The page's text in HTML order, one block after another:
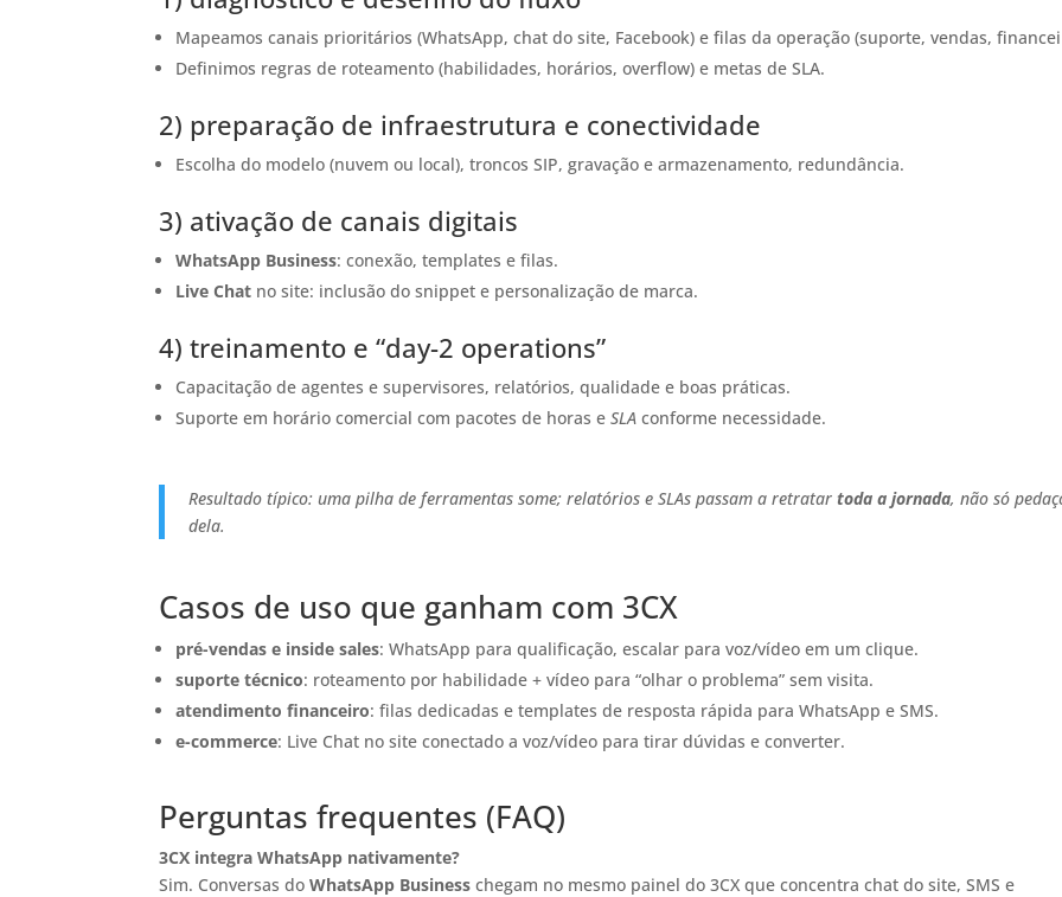
Mapeamos canais prioritários (WhatsApp, chat do site, Facebook) e filas da operação (suporte, vendas,
Definimos regras de roteamento (habilidades, horários, overflow) e metas de SLA.
2) preparação de infraestrutura e conectividade
Escolha do modelo (nuvem ou local), troncos SIP, gravação e armazenamento, redundância.
3) ativação de canais digitais
WhatsApp Business: conexão, templates e filas.
Live Chat no site: inclusão do snippet e personalização de marca.
4) treinamento e “day-2 operations”
Capacitação de agentes e supervisores, relatórios, qualidade e boas práticas.
Suporte em horário comercial com pacotes de horas eSLA conforme necessidade.
Resultado típico: uma pilha de ferramentas some; relatórios e SLAs passam a retratartoda a jornada, não só
dela.
Casos de uso que ganham com 3CX
pré-vendas e inside sales: WhatsApp para qualificação, escalar para voz/vídeo em um clique.
suporte técnico: roteamento por habilidade + vídeo para “olhar o problema” sem visita.
atendimento financeiro: filas dedicadas e templates de resposta rápida para WhatsApp e SMS.
e-commerce: Live Chat no site conectado a voz/vídeo para tirar dúvidas e converter.
Perguntas frequentes (FAQ)
3CX integra WhatsApp nativamente?
Sim. Conversas doWhatsApp Business chegam no mesmo painel do 3CX que concentra chat do site, SMS e